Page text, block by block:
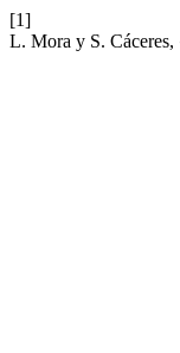
[1]
L. Mora y S.